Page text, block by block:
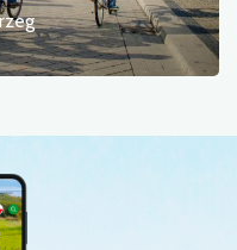
- Kołobrzeg